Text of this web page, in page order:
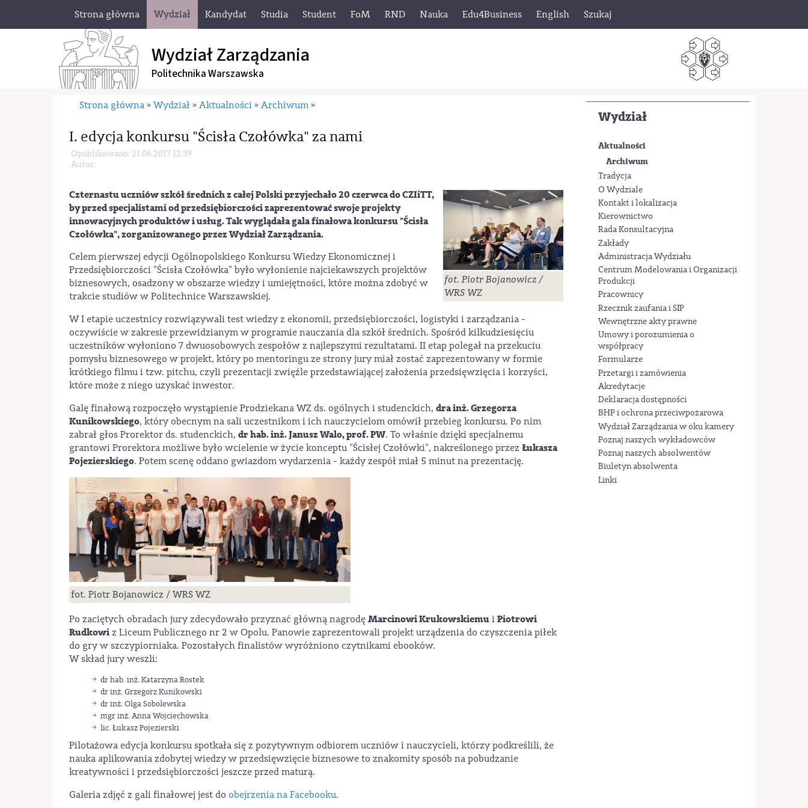
Strona główna Wydział Kandydat Studia Student FoM RND Nauka Edu4Business English Szukaj
Wydział Zarządzania
Politechnika Warszawska
Wydział
Aktualności
Archiwum
Tradycja
O Wydziale
Kontakt i lokalizacja
Kierownictwo
Rada Konsultacyjna
Zakłady
Administracja Wydziału
Centrum Modelowania i Organizacji
Produkcji
Pracownicy
Rzecznik zaufania i SIP
Wewnętrzne akty prawne
Umowy i porozumienia o
współpracy
Formularze
Przetargi i zamówienia
Akredytacje
Deklaracja dostępności
BHP i ochrona przeciwpożarowa
Wydział Zarządzania w oku kamery
Poznaj naszych wykładowców
Poznaj naszych absolwentów
Biuletyn absolwenta
Linki
Strona główna » Wydział » Aktualności » Archiwum »
I. edycja konkursu "Ścisła Czołówka" za nami
Opublikowano: 21.06.2017 12:39
Autor:
fot. Piotr Bojanowicz /
WRS WZ
Czternastu uczniów szkół średnich z całej Polski przyjechało 20 czerwca do CZIiTT,
by przed specjalistami od przedsiębiorczości zaprezentować swoje projekty
innowacyjnych produktów i usług. Tak wyglądała gala finałowa konkursu "Ścisła
Czołówka", zorganizowanego przez Wydział Zarządzania.
Celem pierwszej edycji Ogólnopolskiego Konkursu Wiedzy Ekonomicznej i
Przedsiębiorczości "Ścisła Czołówka" było wyłonienie najciekawszych projektów
biznesowych, osadzony w obszarze wiedzy i umiejętności, które można zdobyć w
trakcie studiów w Politechnice Warszawskiej.
W I etapie uczestnicy rozwiązywali test wiedzy z ekonomii, przedsiębiorczości, logistyki i zarządzania -
oczywiście w zakresie przewidzianym w programie nauczania dla szkół średnich. Spośród kilkudziesięciu
uczestników wyłoniono 7 dwuosobowych zespołów z najlepszymi rezultatami. II etap polegał na przekuciu
pomysłu biznesowego w projekt, który po mentoringu ze strony jury miał zostać zaprezentowany w formie
krótkiego filmu i tzw. pitchu, czyli prezentacji zwięźle przedstawiającej założenia przedsięwzięcia i korzyści,
które może z niego uzyskać inwestor.
Galę finałową rozpoczęło wystąpienie Prodziekana WZ ds. ogólnych i studenckich, dra inż. Grzegorza
Kunikowskiego, który obecnym na sali uczestnikom i ich nauczycielom omówił przebieg konkursu. Po nim
zabrał głos Prorektor ds. studenckich, dr hab. inż. Janusz Walo, prof. PW. To właśnie dzięki specjalnemu
grantowi Prorektora możliwe było wcielenie w życie konceptu "Ścisłej Czołówki", nakreślonego przez Łukasza
Pojezierskiego. Potem scenę oddano gwiazdom wydarzenia - każdy zespół miał 5 minut na prezentację.
fot. Piotr Bojanowicz / WRS WZ
Po zaciętych obradach jury zdecydowało przyznać główną nagrodę Marcinowi Krukowskiemu i Piotrowi
Rudkowi z Liceum Publicznego nr 2 w Opolu. Panowie zaprezentowali projekt urządzenia do czyszczenia piłek
do gry w szczypiorniaka. Pozostałych finalistów wyróżniono czytnikami ebooków.
W skład jury weszli:
dr hab. inż. Katarzyna Rostek
dr inż. Grzegorz Kunikowski
dr inż. Olga Sobolewska
mgr inż. Anna Wojciechowska
lic. Łukasz Pojezierski
Pilotażowa edycja konkursu spotkała się z pozytywnym odbiorem uczniów i nauczycieli, którzy podkreślili, że
nauka aplikowania zdobytej wiedzy w przedsięwzięcie biznesowe to znakomity sposób na pobudzanie
kreatywności i przedsiębiorczości jeszcze przed maturą.
Galeria zdjęć z gali finałowej jest do obejrzenia na Facebooku.